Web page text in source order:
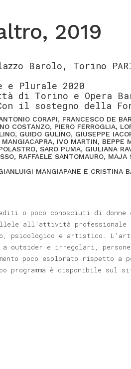
2019
Barolo, Torino
e Plurale 2020
di Torino e Opera
il sostegno della
CORAPI, FRANCESCO DE
COSTANZO, PIERO FERROGLIA,
GUIDO GULINO, GIUSEPPE
IVO MARTIN, BEPPE
SARO PUMA, GIULIANA
RAFFAELE SANTOMAURO, MAJA
MANGIAPANE E CRISTINA
o poco conosciuti di donne e
all’attività professionale
psicologico e artistico.
a outsider e irregolari,
poco esplorato rispetto a
è disponibile sul